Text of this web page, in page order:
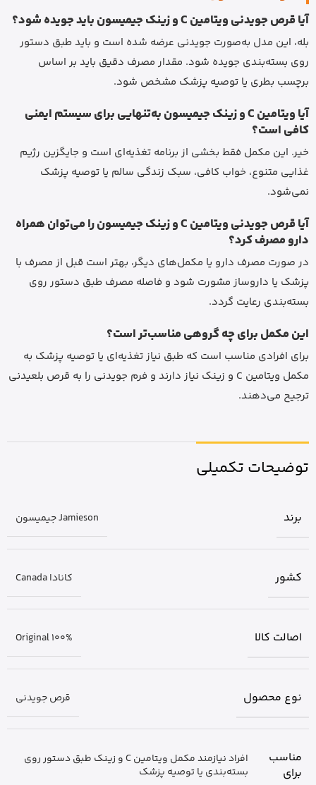
آیا قرص جویدنی ویتامین C و زینک جیمیسون باید جویده شود؟
بله، این مدل به‌صورت جویدنی عرضه شده است و باید طبق دستور
روی بسته‌بندی جویده شود. مقدار مصرف دقیق باید بر اساس
برچسب بطری یا توصیه پزشک مشخص شود.
آیا ویتامین C و زینک جیمیسون به‌تنهایی برای سیستم ایمنی
کافی است؟
خیر. این مکمل فقط بخشی از برنامه تغذیه‌ای است و جایگزین رژیم
غذایی متنوع، خواب کافی، سبک زندگی سالم یا توصیه پزشک
نمی‌شود.
آیا قرص جویدنی ویتامین C و زینک جیمیسون را می‌توان همراه
دارو مصرف کرد؟
در صورت مصرف دارو یا مکمل‌های دیگر، بهتر است قبل از مصرف با
پزشک یا داروساز مشورت شود و فاصله مصرف طبق دستور روی
بسته‌بندی رعایت گردد.
این مکمل برای چه گروهی مناسب‌تر است؟
برای افرادی مناسب است که طبق نیاز تغذیه‌ای یا توصیه پزشک به
مکمل ویتامین C و زینک نیاز دارند و فرم جویدنی را به قرص بلعیدنی
ترجیح می‌دهند.
توضیحات تکمیلی
برند Jamieson جیمیسون
کشور کانادا Canada
اصالت کالا Original 100%
نوع محصول قرص جویدنی
مناسب
برای
افراد نیازمند مکمل ویتامین C و زینک طبق دستور روی
بسته‌بندی یا توصیه پزشک